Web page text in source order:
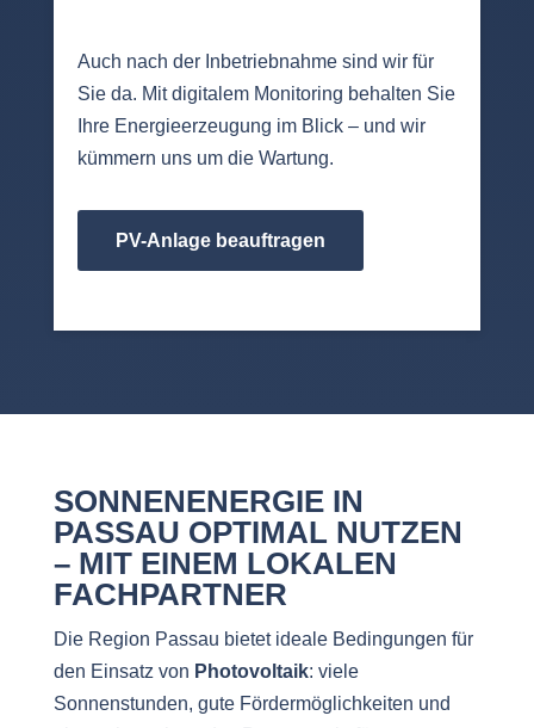
Auch nach der Inbetriebnahme sind wir für
Sie da. Mit digitalem Monitoring behalten Sie
Ihre Energieerzeugung im Blick – und wir
kümmern uns um die Wartung.
PV-Anlage beauftragen
SONNENENERGIE IN
PASSAU OPTIMAL NUTZEN
– MIT EINEM LOKALEN
FACHPARTNER
Die Region Passau bietet ideale Bedingungen für
den Einsatz von Photovoltaik: viele
Sonnenstunden, gute Fördermöglichkeiten und